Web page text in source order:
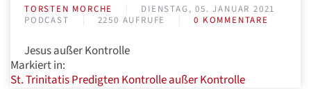
TORSTEN MORCHE
DIENSTAG, 05. JANUAR 2021
PODCAST
2250 AUFRUFE 0 KOMMENTARE
Jesus außer Kontrolle
Markiert in:
St. TrinitatisPredigten Kontrolleaußer Kontrolle